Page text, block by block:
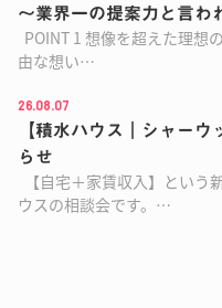
～業界一の提案力と言わ
POINT 1 想像を超えた理想
由な想い…
26.08.07
【積水ハウス｜シャー
らせ
【自宅＋家賃収入】という
ウスの相談会です。…